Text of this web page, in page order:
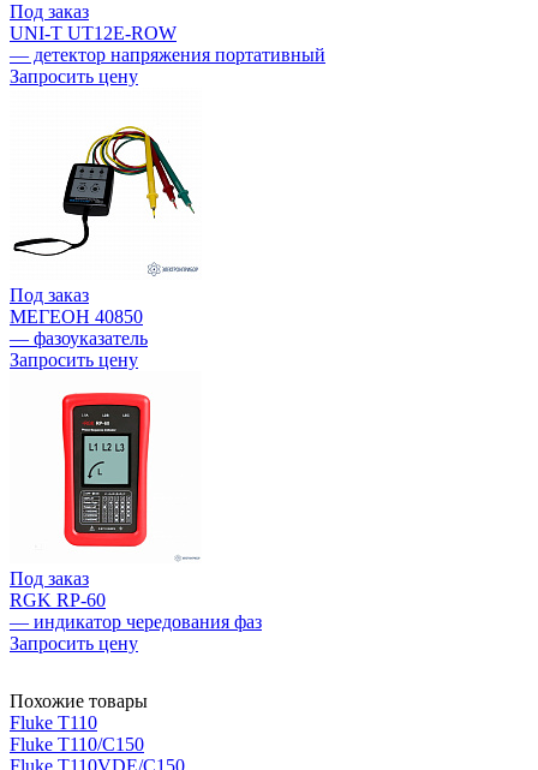
Под заказ
UNI-T UT12E-ROW
— детектор напряжения портативный
Запросить цену
Под заказ
МЕГЕОН 40850
— фазоуказатель
Запросить цену
Под заказ
RGK RP-60
— индикатор чередования фаз
Запросить цену
Похожие товары
Fluke T110
Fluke T110/C150